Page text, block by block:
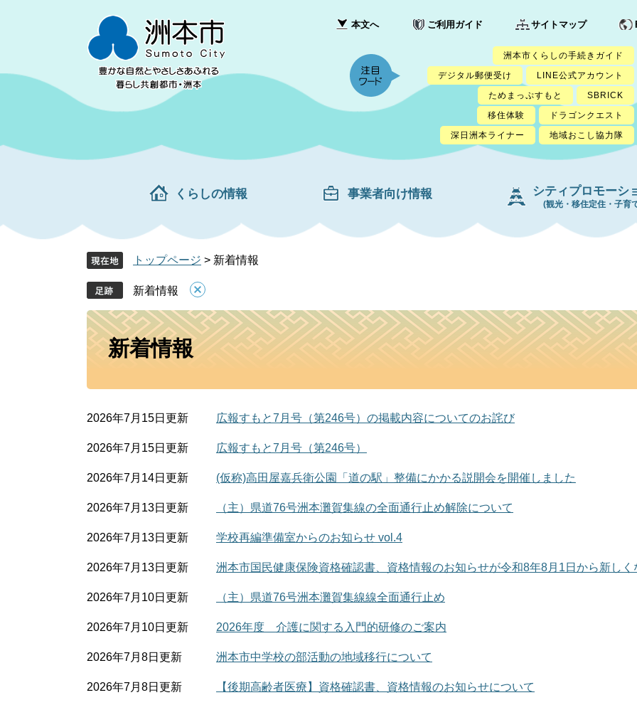
先
を
て
本文へ ご利用ガイド サイトマップ
洲本市くらしの手続きガイド
デジタル郵便受け
LINE公式アカウント
ためまっぷすもと
SBRICK
移住体験
ドラゴンクエスト
深日洲本ライナー
地域おこし協力隊
くらしの情報 事業者向け情報 シティプロモーシ
(観光・移住定住・子育
トップページ > 新着情報
新着情報
本
新着情報
2026年7月15日更新 広報すもと7月号（第246号）の掲載内容についてのお詫び
2026年7月15日更新 広報すもと7月号（第246号）
2026年7月14日更新 (仮称)高田屋嘉兵衛公園「道の駅」整備にかかる説開会を開催しました
2026年7月13日更新 （主）県道76号洲本灘賀集線の全面通行止め解除について
2026年7月13日更新 学校再編準備室からのお知らせ vol.4
2026年7月13日更新 洲本市国民健康保険資格確認書、資格情報のお知らせが令和8年8月1日から新しく
2026年7月10日更新 （主）県道76号洲本灘賀集線線全面通行止め
2026年7月10日更新 2026年度 介護に関する入門的研修のご案内
2026年7月8日更新 洲本市中学校の部活動の地域移行について
2026年7月8日更新 【後期高齢者医療】資格確認書、資格情報のお知らせについて